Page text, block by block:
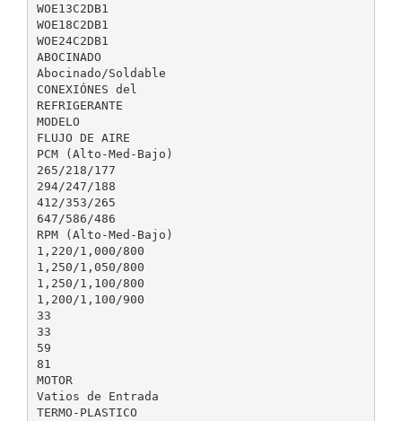
WOE13C2DB1
WOE18C2DB1
WOE24C2DB1
ABOCINADO
Abocinado/Soldable
CONEXIÓNES del
REFRIGERANTE
MODELO
FLUJO DE AIRE
PCM (Alto-Med-Bajo)
265/218/177
294/247/188
412/353/265
647/586/486
RPM (Alto-Med-Bajo)
1,220/1,000/800
1,250/1,050/800
1,250/1,100/800
1,200/1,100/900
33
33
59
81
MOTOR
Vatios de Entrada
TERMO-PLASTICO